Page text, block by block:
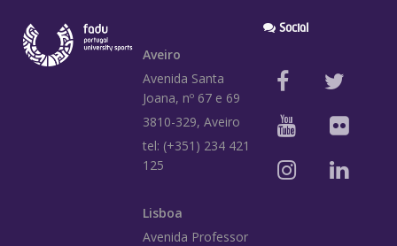
Aveiro
Avenida Santa
Joana, nº 67 e 69
3810-329, Aveiro
tel: (+351) 234 421
125
Lisboa
Avenida Professor
Social